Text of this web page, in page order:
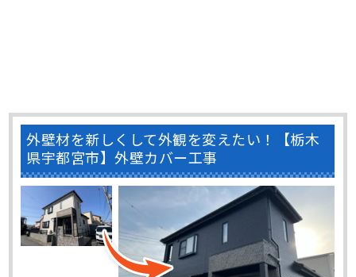
外壁材を新しくして外観を変えたい！【栃木
県宇都宮市】外壁カバー工事